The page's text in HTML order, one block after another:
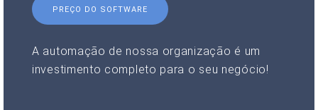
PREÇO DO SOFTWARE
A automação de nossa organização é um
investimento completo para o seu negócio!